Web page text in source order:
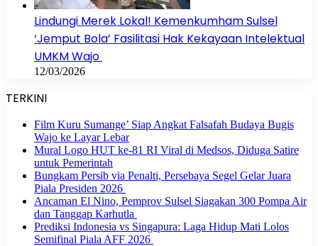
Lindungi Merek Lokal! Kemenkumham Sulsel
‘Jemput Bola’ Fasilitasi Hak Kekayaan Intelektual
UMKM Wajo
12/03/2026
TERKINI
Film Kuru Sumange’ Siap Angkat Falsafah Budaya Bugis
Wajo ke Layar Lebar
Mural Logo HUT ke-81 RI Viral di Medsos, Diduga Satire
untuk Pemerintah
Bungkam Persib via Penalti, Persebaya Segel Gelar Juara
Piala Presiden 2026
Ancaman El Nino, Pemprov Sulsel Siagakan 300 Pompa Air
dan Tanggap Karhutla
Prediksi Indonesia vs Singapura: Laga Hidup Mati Lolos
Semifinal Piala AFF 2026